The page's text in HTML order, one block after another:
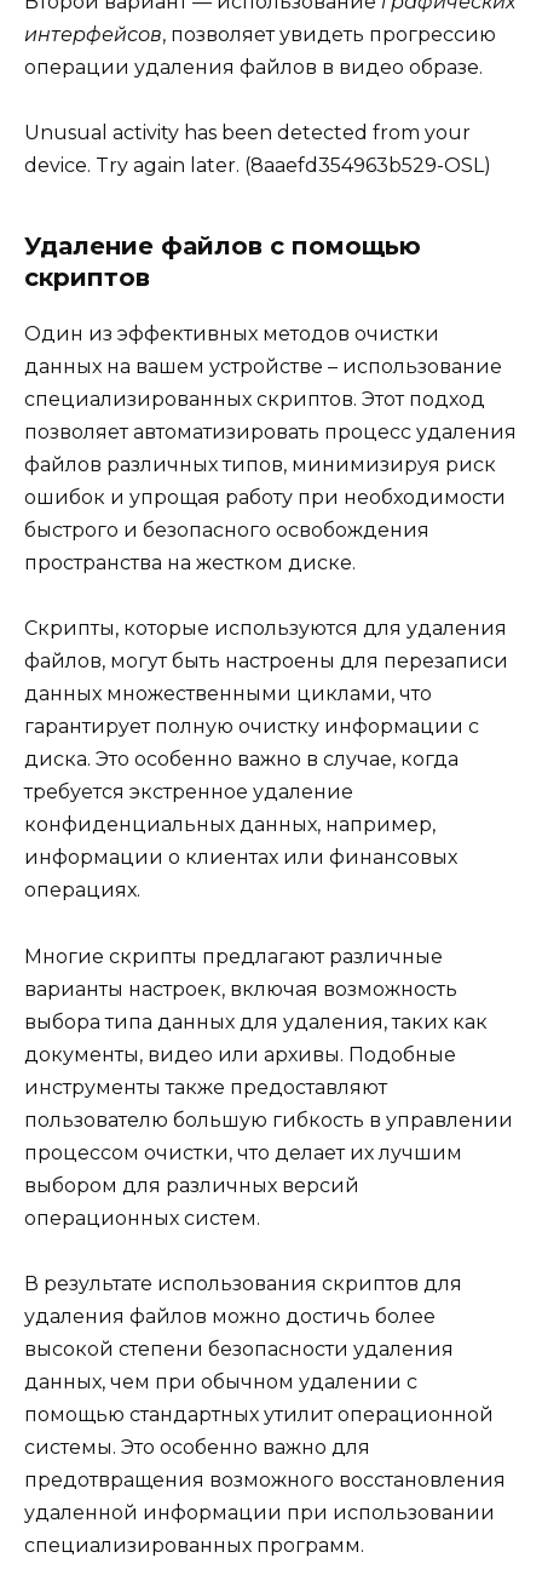
интерфейсов, позволяет увидеть прогрессию
операции удаления файлов в видео образе.
Unusual activity has been detected from your
device. Try again later. (8aaefd354963b529-OSL)
Удаление файлов с помощью
скриптов
Один из эффективных методов очистки
данных на вашем устройстве – использование
специализированных скриптов. Этот подход
позволяет автоматизировать процесс удаления
файлов различных типов, минимизируя риск
ошибок и упрощая работу при необходимости
быстрого и безопасного освобождения
пространства на жестком диске.
Скрипты, которые используются для удаления
файлов, могут быть настроены для перезаписи
данных множественными циклами, что
гарантирует полную очистку информации с
диска. Это особенно важно в случае, когда
требуется экстренное удаление
конфиденциальных данных, например,
информации о клиентах или финансовых
операциях.
Многие скрипты предлагают различные
варианты настроек, включая возможность
выбора типа данных для удаления, таких как
документы, видео или архивы. Подобные
инструменты также предоставляют
пользователю большую гибкость в управлении
процессом очистки, что делает их лучшим
выбором для различных версий
операционных систем.
В результате использования скриптов для
удаления файлов можно достичь более
высокой степени безопасности удаления
данных, чем при обычном удалении с
помощью стандартных утилит операционной
системы. Это особенно важно для
предотвращения возможного восстановления
удаленной информации при использовании
специализированных программ.